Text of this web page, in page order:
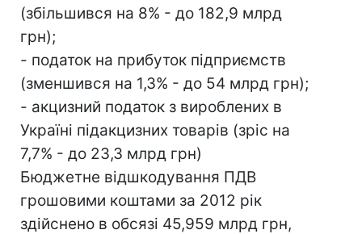
(збільшився на 8% - до 182,9 млрд
грн);
- податок на прибуток підприємств
(зменшився на 1,3% - до 54 млрд грн);
- акцизний податок з вироблених в
Україні підакцизних товарів (зріс на
7,7% - до 23,3 млрд грн)
Бюджетне відшкодування ПДВ
грошовими коштами за 2012 рік
здійснено в обсязі 45,959 млрд грн,